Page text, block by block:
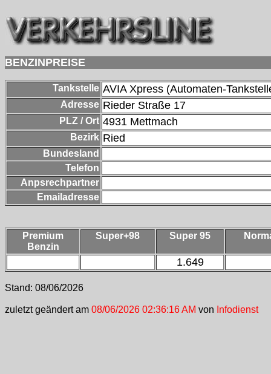
BENZINPREISE
Tankstelle AVIA Xpress (Automaten-
Adresse Rieder Straße 17
PLZ / Ort 4931 Mettmach
Bezirk Ried
Bundesland
Telefon
Anpsrechpartner
Emailadresse
Premium
Benzin
Super+98 Super 95
1.649
Stand: 08/06/2026
zuletzt geändert am 08/06/2026 02:36:16 AM von Infodienst